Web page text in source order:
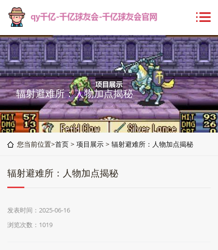
辐射避难所：人物加点揭秘
您当前位置>首页 > 项目展示 > 辐射避难所：人物加点揭秘
辐射避难所：人物加点揭秘
发表时间：2025-06-16
浏览次数：1019